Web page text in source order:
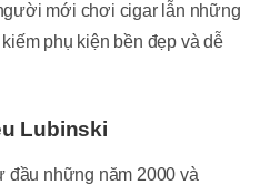
mới chơi cigar lẫn những
phụ kiện bền đẹp và dễ
Lubinski
đầu những năm 2000 và